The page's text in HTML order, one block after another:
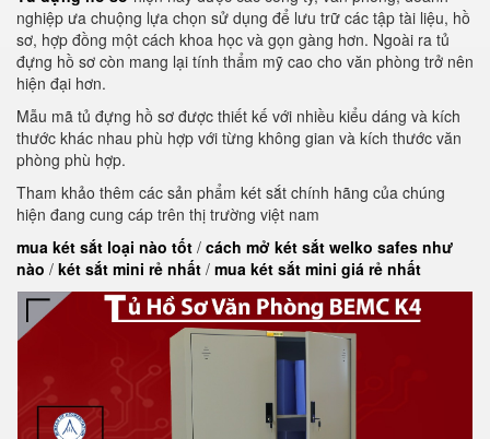
nghiệp ưa chuộng lựa chọn sử dụng để lưu trữ các tập tài liệu, hồ
sơ, hợp đồng một cách khoa học và gọn gàng hơn. Ngoài ra tủ
đựng hồ sơ còn mang lại tính thẩm mỹ cao cho văn phòng trở nên
hiện đại hơn.
Mẫu mã tủ đựng hồ sơ được thiết kế với nhiều kiểu dáng và kích
thước khác nhau phù hợp với từng không gian và kích thước văn
phòng phù hợp.
Tham khảo thêm các sản phẩm két sắt chính hãng của chúng
hiện đang cung cáp trên thị trường việt nam
mua két sắt loại nào tốt / cách mở két sắt welko safes như
nào / két sắt mini rẻ nhất / mua két sắt mini giá rẻ nhất